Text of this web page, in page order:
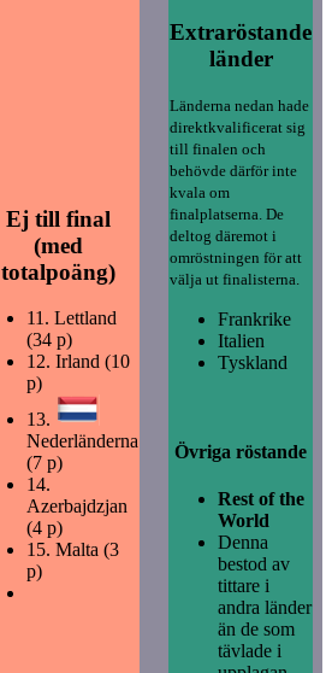
Ej till final
(med
totalpoäng)
11. Lettland
(34 p)
12. Irland (10
p)
13.
Nederländerna
(7 p)
14.
Azerbajdzjan
(4 p)
15. Malta (3
p)
Extraröstande
länder
Länderna nedan hade
direktkvalificerat sig
till finalen och
behövde därför inte
kvala om
finalplatserna. De
deltog däremot i
omröstningen för att
välja ut finalisterna.
Frankrike
Italien
Tyskland
Övriga röstande
Rest of the
World
Denna
bestod av
tittare i
andra länder
än de som
tävlade i